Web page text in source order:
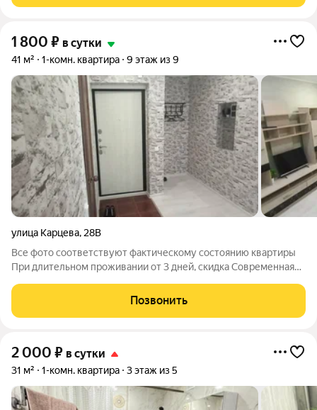
1 800 ₽ в сутки
41 м² 1-комн. квартира 9 этаж из 9
улица Карцева, 28В
Все фото соответствуют фактическому состоянию квартиры
При длительном проживании от 3 дней, скидка Современная
располагается в развитой инфраструктуре, одновременно в 5
минутах езды до центра
Позвонить
2 000 ₽ в сутки
31 м² 1-комн. квартира 3 этаж из 5